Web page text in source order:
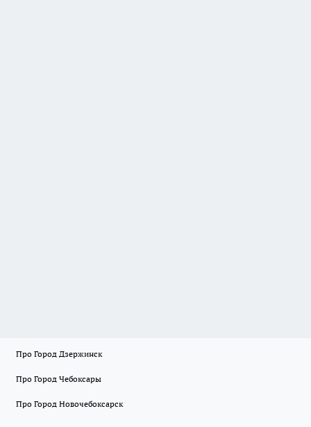
Про Город Дзержинск
Про Город Чебоксары
Про Город Новочебоксарск